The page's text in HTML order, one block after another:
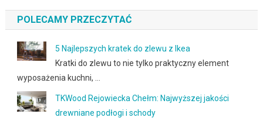
POLECAMY PRZECZYTAĆ
5 Najlepszych kratek do zlewu z Ikea
Kratki do zlewu to nie tylko praktyczny element
wyposażenia kuchni, …
TKWood Rejowiecka Chełm: Najwyższej jakości
drewniane podłogi i schody